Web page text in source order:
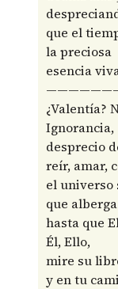
que el
la preciosa
esencia
¿Valentía?
Ignorancia,
desprecio
reír, amar,
el universo
que
hasta que
Él, Ello,
mire su
y en tu